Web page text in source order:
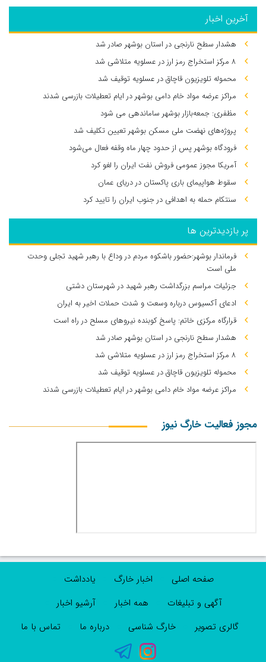
آخرین اخبار
هشدار سطح نارنجی در استان بوشهر صادر شد
۸ مرکز استخراج رمز ارز در عسلویه متلاشی شد
محموله تلویزیون قاچاق در عسلویه توقیف شد
مراکز عرضه مواد خام دامی بوشهر در ایام تعطیلات بازرسی شدند
مظفری: جمعه‌بازار بوشهر ساماندهی می‌ شود
پروژه‌های نهضت ملی مسکن بوشهر تعیین تکلیف شد
فرودگاه بوشهر پس از حدود چهار ماه وقفه فعال می‌شود
آمریکا مجوز عمومی فروش نفت ایران را لغو کرد
سقوط هواپیمای باری پاکستان در دریای عمان
سنتکام حمله به اهدافی در جنوب ایران را تایید کرد
پر بازدیدترین ها
فرماندار بوشهر:حضور باشکوه مردم در وداع با رهبر شهید تجلی وحدت
ملی است
جزئیات مراسم بزرگداشت رهبر شهید در شهرستان دشتی
ادعای آکسیوس درباره وسعت و شدت حملات اخیر به ایران
قرارگاه مرکزی خاتم: پاسخ کوبنده نیروهای مسلح در راه است
هشدار سطح نارنجی در استان بوشهر صادر شد
۸ مرکز استخراج رمز ارز در عسلویه متلاشی شد
محموله تلویزیون قاچاق در عسلویه توقیف شد
مراکز عرضه مواد خام دامی بوشهر در ایام تعطیلات بازرسی شدند
مجوز فعالیت خارگ نیوز
صفحه اصلی اخبار خارگ
یادداشت
آگهی و تبلیغات
همه اخبار
آرشیو اخبار
گالری تصویر
خارگ شناسی درباره ما تماس با ما